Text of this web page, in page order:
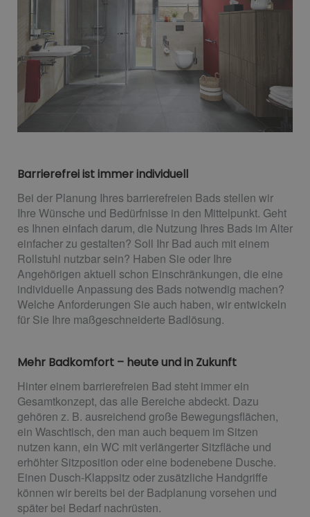
Barrierefrei ist immer individuell
Bei der Planung Ihres barrierefreien Bads stellen wir
Ihre Wünsche und Bedürfnisse in den Mittelpunkt. Geht
es Ihnen einfach darum, die Nutzung Ihres Bads im Alter
einfacher zu gestalten? Soll Ihr Bad auch mit einem
Rollstuhl nutzbar sein? Haben Sie oder Ihre
Angehörigen aktuell schon Einschränkungen, die eine
individuelle Anpassung des Bads notwendig machen?
Welche Anforderungen Sie auch haben, wir entwickeln
für Sie Ihre maßgeschneiderte Badlösung.
Mehr Badkomfort – heute und in Zukunft
Hinter einem barrierefreien Bad steht immer ein
Gesamtkonzept, das alle Bereiche abdeckt. Dazu
gehören z. B. ausreichend große Bewegungsflächen,
ein Waschtisch, den man auch bequem im Sitzen
nutzen kann, ein WC mit verlängerter Sitzfläche und
erhöhter Sitzposition oder eine bodenebene Dusche.
Einen Dusch-Klappsitz oder zusätzliche Handgriffe
können wir bereits bei der Badplanung vorsehen und
später bei Bedarf nachrüsten.